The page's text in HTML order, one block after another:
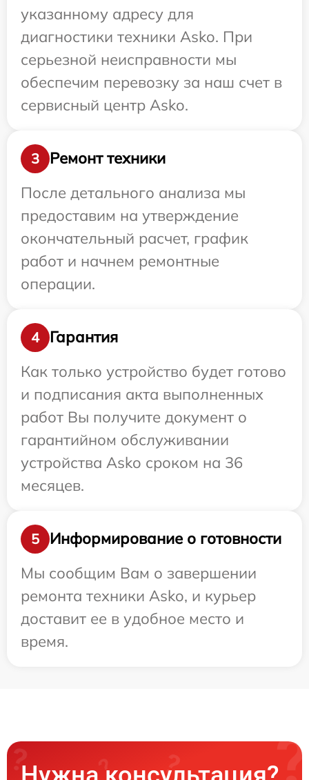
указанному адресу для
диагностики техники Asko. При
серьезной неисправности мы
обеспечим перевозку за наш счет в
сервисный центр Asko.
3
Ремонт техники
После детального анализа мы
предоставим на утверждение
окончательный расчет, график
работ и начнем ремонтные
операции.
4
Гарантия
Как только устройство будет готово
и подписания акта выполненных
работ Вы получите документ о
гарантийном обслуживании
устройства Asko сроком на 36
месяцев.
5
Информирование о готовности
Мы сообщим Вам о завершении
ремонта техники Asko, и курьер
доставит ее в удобное место и
время.